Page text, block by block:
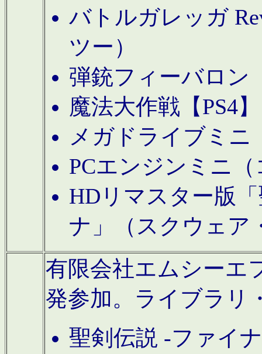
バトルガレッガ
ツー）
弾銃フィーバロン
魔法大作戦【PS4
メガドライブミニ
PCエンジンミニ
HDリマスター版
ナ」（スクウェア
有限会社エムシーエ
発参加。ライブラリ
聖剣伝説 -ファイ